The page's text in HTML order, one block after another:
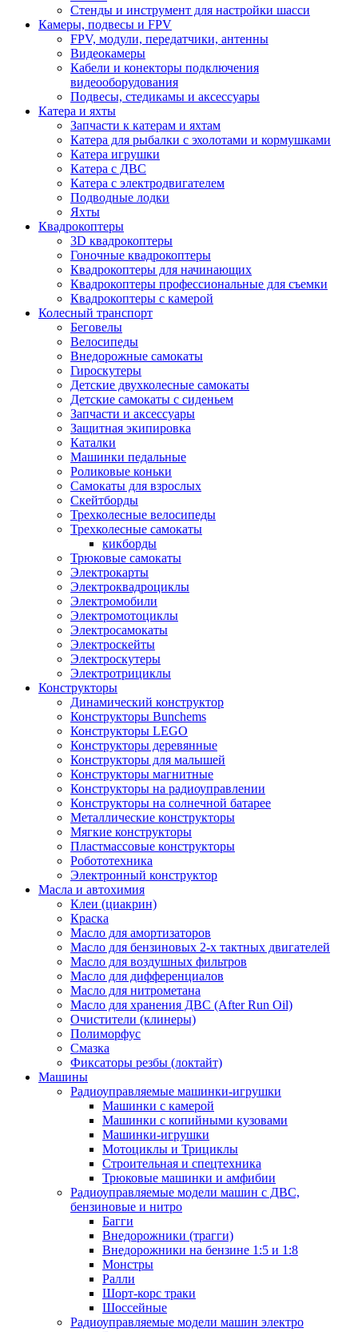
Стенды и инструмент для настройки шасси
Камеры, подвесы и FPV
FPV, модули, передатчики, антенны
Видеокамеры
Кабели и конекторы подключения
видеооборудования
Подвесы, стедикамы и аксессуары
Катера и яхты
Запчасти к катерам и яхтам
Катера для рыбалки с эхолотами и кормушками
Катера игрушки
Катера с ДВС
Катера с электродвигателем
Подводные лодки
Яхты
Квадрокоптеры
3D квадрокоптеры
Гоночные квадрокоптеры
Квадрокоптеры для начинающих
Квадрокоптеры профессиональные для съемки
Квадрокоптеры с камерой
Колесный транспорт
Беговелы
Велосипеды
Внедорожные самокаты
Гироскутеры
Детские двухколесные самокаты
Детские самокаты с сиденьем
Запчасти и аксессуары
Защитная экипировка
Каталки
Машинки педальные
Роликовые коньки
Самокаты для взрослых
Скейтборды
Трехколесные велосипеды
Трехколесные самокаты
кикборды
Трюковые самокаты
Электрокарты
Электроквадроциклы
Электромобили
Электромотоциклы
Электросамокаты
Электроскейты
Электроскутеры
Электротрициклы
Конструкторы
Динамический конструктор
Конструкторы Bunchems
Конструкторы LEGO
Конструкторы деревянные
Конструкторы для малышей
Конструкторы магнитные
Конструкторы на радиоуправлении
Конструкторы на солнечной батарее
Металлические конструкторы
Мягкие конструкторы
Пластмассовые конструкторы
Робототехника
Электронный конструктор
Масла и автохимия
Клеи (циакрин)
Краска
Масло для амортизаторов
Масло для бензиновых 2-х тактных двигателей
Масло для воздушных фильтров
Масло для дифференциалов
Масло для нитрометана
Масло для хранения ДВС (After Run Oil)
Очистители (клинеры)
Полиморфус
Смазка
Фиксаторы резбы (локтайт)
Машины
Радиоуправляемые машинки-игрушки
Машинки с камерой
Машинки с копийными кузовами
Машинки-игрушки
Мотоциклы и Трициклы
Строительная и спецтехника
Трюковые машинки и амфибии
Радиоуправляемые модели машин с ДВС,
бензиновые и нитро
Багги
Внедорожники (трагги)
Внедорожники на бензине 1:5 и 1:8
Монстры
Ралли
Шорт-корс траки
Шоссейные
Радиоуправляемые модели машин электро